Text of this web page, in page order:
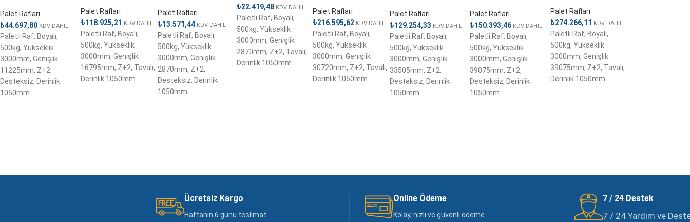
Palet Rafları
₺44.697,80 KDV DAHİL
Paletli Raf, Boyalı,
500kg, Yükseklik
3000mm, Genişlik
11225mm, Z+2,
Desteksiz, Derinlik
1050mm
Palet Rafları
₺118.925,21 KDV DAHİL
Paletli Raf, Boyalı,
500kg, Yükseklik
3000mm, Genişlik
16795mm, Z+2, Tavalı,
Derinlik 1050mm
Palet Rafları
₺13.571,44 KDV DAHİL
Paletli Raf, Boyalı,
500kg, Yükseklik
3000mm, Genişlik
2870mm, Z+2,
Desteksiz, Derinlik
1050mm
₺22.419,48 KDV DAHİL
Paletli Raf, Boyalı,
500kg, Yükseklik
3000mm, Genişlik
2870mm, Z+2, Tavalı,
Derinlik 1050mm
Palet Rafları
₺216.595,62 KDV DAHİL
Paletli Raf, Boyalı,
500kg, Yükseklik
3000mm, Genişlik
30720mm, Z+2, Tavalı,
Derinlik 1050mm
Palet Rafları
₺129.254,33 KDV DAHİL
Paletli Raf, Boyalı,
500kg, Yükseklik
3000mm, Genişlik
33505mm, Z+2,
Desteksiz, Derinlik
1050mm
Palet Rafları
₺150.393,46 KDV DAHİL
Paletli Raf, Boyalı,
500kg, Yükseklik
3000mm, Genişlik
39075mm, Z+2,
Desteksiz, Derinlik
1050mm
Palet Rafları
₺274.266,11 KDV DAHİL
Paletli Raf, Boyalı,
500kg, Yükseklik
3000mm, Genişlik
39075mm, Z+2, Tavalı,
Derinlik 1050mm
Ücretsiz Kargo
Haftanın 6 günü teslimat
Online Ödeme
Kolay, hızlı ve güvenli ödeme
7 / 24 Destek
7 / 24 Yardım ve